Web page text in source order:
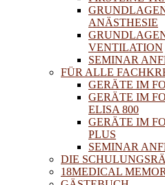
ANÄSTHESIE
VENTILATION
SEMINAR
FÜR ALLE
GERÄTE IM
GERÄTE IM
ELISA 800
GERÄTE IM
PLUS
SEMINAR
DIE
18MEDICAL